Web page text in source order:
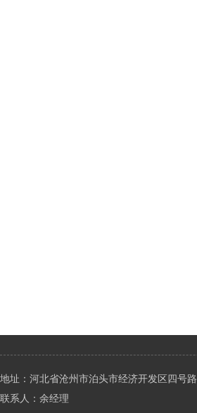
地址：河北省沧州市泊头市经济开发区四号路
联系人：余经理